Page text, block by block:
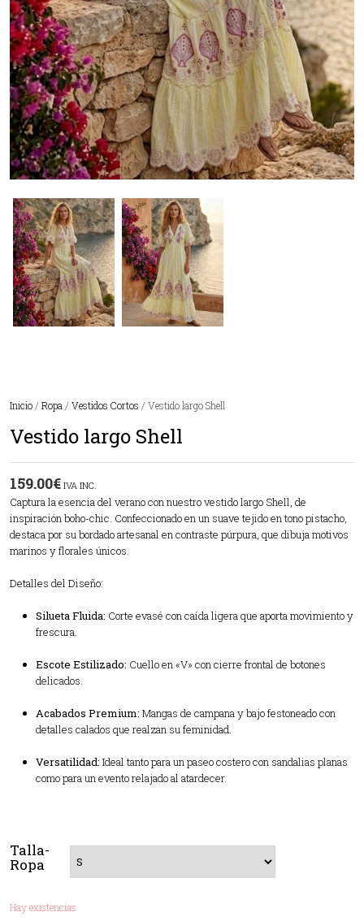
Inicio / Ropa / Vestidos Cortos / Vestido largo Shell
Vestido largo Shell
159.00€ IVA INC.
Captura la esencia del verano con nuestro vestido largo Shell, de
inspiración boho-chic. Confeccionado en un suave tejido en tono pistacho,
destaca por su bordado artesanal en contraste púrpura, que dibuja motivos
marinos y florales únicos.
Detalles del Diseño:
Silueta Fluida: Corte evasé con caída ligera que aporta movimiento y
frescura.
Escote Estilizado: Cuello en «V» con cierre frontal de botones
delicados.
Acabados Premium: Mangas de campana y bajo festoneado con
detalles calados que realzan su feminidad.
Versatilidad: Ideal tanto para un paseo costero con sandalias planas
como para un evento relajado al atardecer.
Talla-
Ropa
Hay existencias